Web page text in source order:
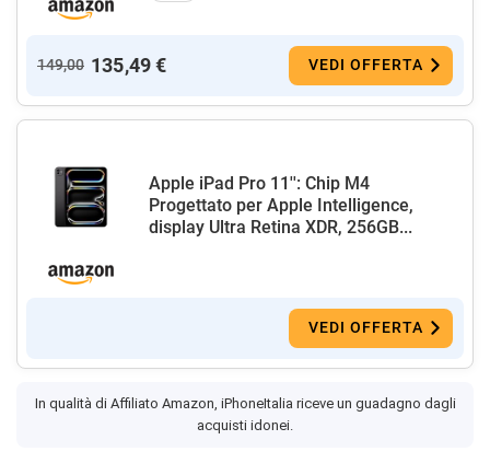
149,00 135,49 € VEDI OFFERTA
Apple iPad Pro 11'': Chip M4
Progettato per Apple Intelligence,
display Ultra Retina XDR, 256GB...
VEDI OFFERTA
In qualità di Affiliato Amazon, iPhoneItalia riceve un guadagno dagli
acquisti idonei.